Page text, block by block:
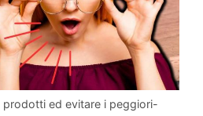
prodotti ed evitare i peggiori-